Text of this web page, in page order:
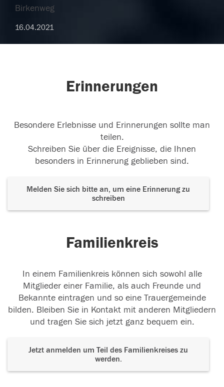
Birkenweg
16.04.2021
Erinnerungen
Besondere Erlebnisse und Erinnerungen sollte man
teilen.
Schreiben Sie über die Ereignisse, die Ihnen
besonders in Erinnerung geblieben sind.
Melden Sie sich bitte an, um eine Erinnerung zu
schreiben
Familienkreis
In einem Familienkreis können sich sowohl alle
Mitglieder einer Familie, als auch Freunde und
Bekannte eintragen und so eine Trauergemeinde
bilden. Bleiben Sie in Kontakt mit anderen Mitgliedern
und tragen Sie sich jetzt ganz bequem ein.
Jetzt anmelden um Teil des Familienkreises zu
werden.